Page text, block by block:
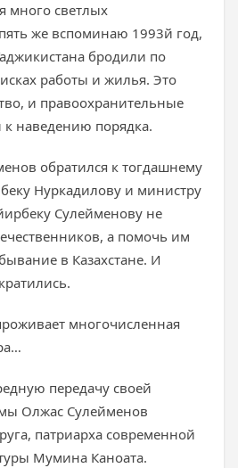
много светлых
же вспоминаю 1993й год,
бродили по
работы и жилья. Это
и правоохранительные
наведению порядка.
обратился к тогдашнему
Нуркадилову и министру
Сулейменову не
а помочь им
в Казахстане. И
многочисленная
передачу своей
Олжас Сулейменов
патриарха современной
Мумина Каноата.